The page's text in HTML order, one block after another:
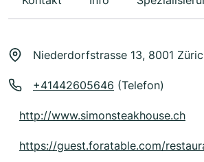
Niederdorfstrasse 13, 8001
+41442605646 (Telefon)
http://www.simonsteakhouse.ch
https://guest.foratable.com/